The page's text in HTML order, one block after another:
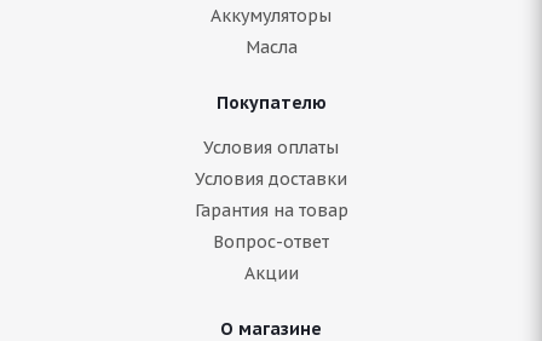
Accelus RDR75 315/80 R22.5
Аккумуляторы
Масла
Покупателю
Условия оплаты
Условия доставки
Гарантия на товар
Вопрос-ответ
Акции
О магазине